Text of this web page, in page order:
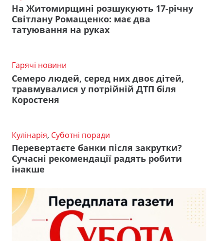
На Житомирщині розшукують 17-річну
Світлану Ромащенко: має два
татуювання на руках
Гарячі новини
Семеро людей, серед них двоє дітей,
травмувалися у потрійній ДТП біля
Коростеня
Кулінарія, Суботні поради
Перевертаєте банки після закрутки?
Сучасні рекомендації радять робити
інакше